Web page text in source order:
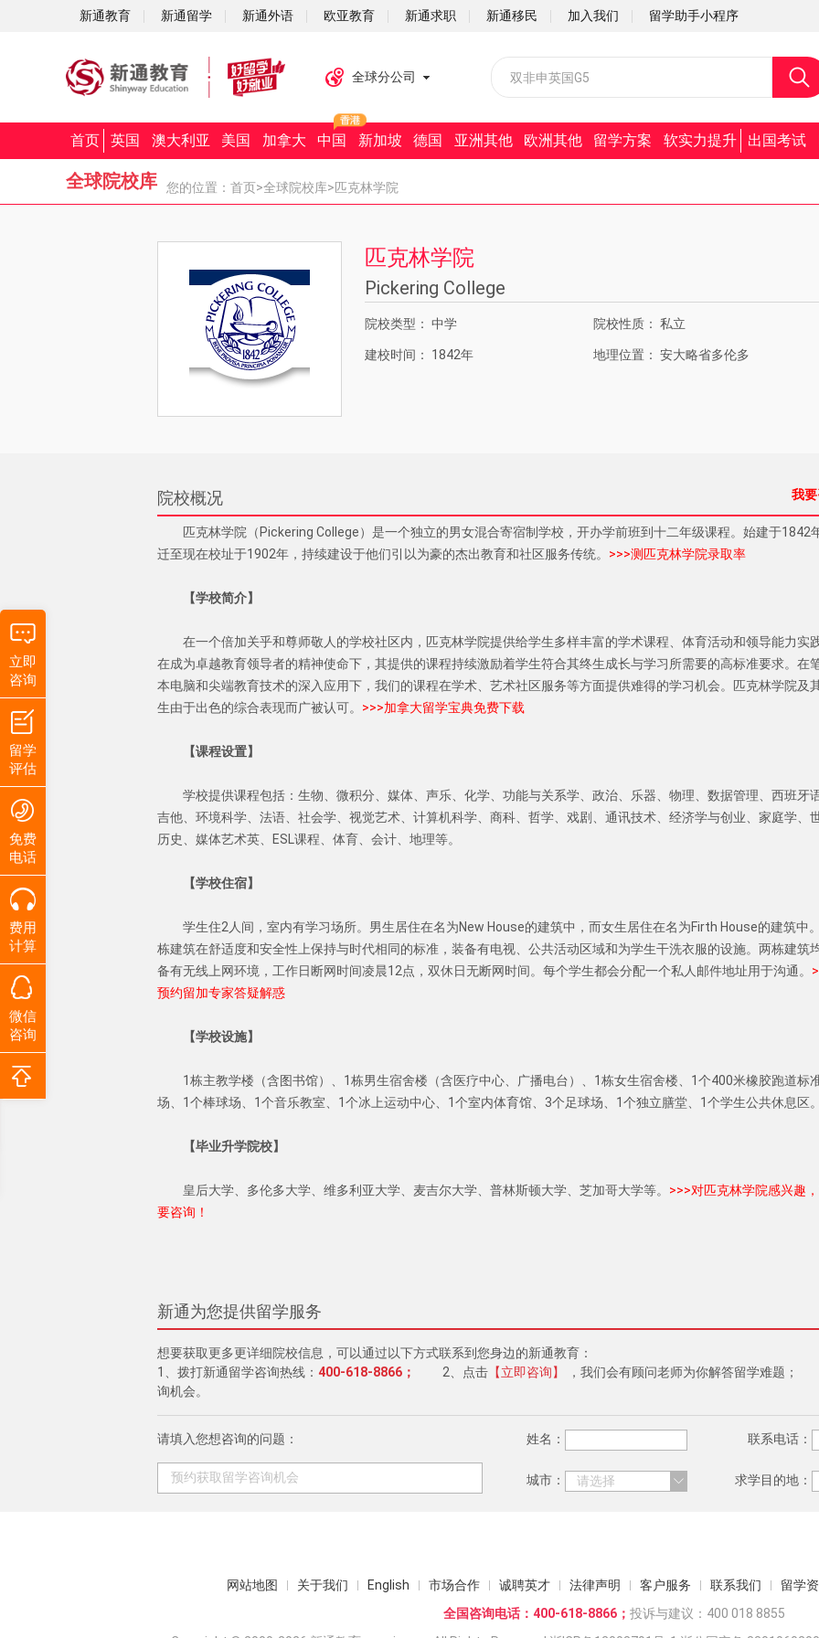
新通教育 新通留学 新通外语 欧亚教育 新通求职 新通移民 加入我们
社会招聘
留学助手小程序
全球分公司
首页 英国 澳大利亚 美国 加拿大 中国 新加坡 德国 亚洲其他 欧洲其他 留学方案 软实力提升 出国考试
全球院校库 您的位置： 首页>全球院校库>匹克林学院
匹克林学院
Pickering College
院校类型： 中学 院校性质： 私立
建校时间： 1842年 地理位置： 安大略省多伦多
院校概况 我
匹克林学院（Pickering College）是一个独立的男女混合寄宿制学校，开办学前班到十二年级课程。始建于1842
迁至现在校址于1902年，持续建设于他们引以为豪的杰出教育和社区服务传统。 >>>测匹克林学院录取率
【学校简介】
在一个倍加关乎和尊师敬人的学校社区内，匹克林学院提供给学生多样丰富的学术课程、体育活动和领导能力实践
在成为卓越教育领导者的精神使命下，其提供的课程持续激励着学生符合其终生成长与学习所需要的高标准要求。在
本电脑和尖端教育技术的深入应用下，我们的课程在学术、艺术社区服务等方面提供难得的学习机会。匹克林学院及
生由于出色的综合表现而广被认可。 >>>加拿大留学宝典免费下载
【课程设置】
学校提供课程包括：生物、微积分、媒体、声乐、化学、功能与关系学、政治、乐器、物理、数据管理、西班牙语
吉他、环境科学、法语、社会学、视觉艺术、计算机科学、商科、哲学、戏剧、通讯技术、经济学与创业、家庭学、
历史、媒体艺术英、ESL课程、体育、会计、地理等。
【学校住宿】
学生住2人间，室内有学习场所。男生居住在名为New House的建筑中，而女生居住在名为Firth House的建筑中
栋建筑在舒适度和安全性上保持与时代相同的标准，装备有电视、公共活动区域和为学生干洗衣服的设施。两栋建筑
备有无线上网环境，工作日断网时间凌晨12点，双休日无断网时间。每个学生都会分配一个私人邮件地址用于沟通。
预约留加专家答疑解惑
【学校设施】
1栋主教学楼（含图书馆）、1栋男生宿舍楼（含医疗中心、广播电台）、1栋女生宿舍楼、1个400米橡胶跑道标
场、1个棒球场、1个音乐教室、1个冰上运动中心、1个室内体育馆、3个足球场、1个独立膳堂、1个学生公共休息区。
【毕业升学院校】
皇后大学、多伦多大学、维多利亚大学、麦吉尔大学、普林斯顿大学、芝加哥大学等。 >>>对匹克林学院感兴趣
要咨询！
新通为您提供留学服务
想要获取更多更详细院校信息，可以通过以下方式联系到您身边的新通教育：
1、拨打新通留学咨询热线： 400-618-8866； 2、点击 【立即咨询】 ，我们会有顾问老师为你解答留学难题；
询机会。
请填入您想咨询的问题： 姓名： 联系电话：
城市： 求学目的地：
网站地图 关于我们 English 市场合作 诚聘英才 法律声明 客户服务 联系我们 留学
全国咨询电话：400-618-8866； 投诉与建议：400 018 8855
立即
咨询
留学
评估
免费
电话
费用
计算
微信
咨询